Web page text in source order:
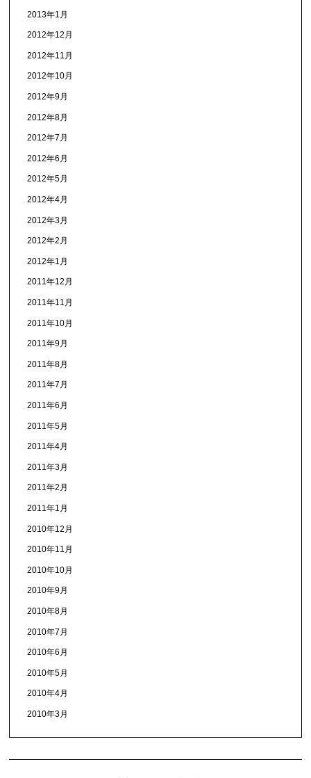
2013年1月
2012年12月
2012年11月
2012年10月
2012年9月
2012年8月
2012年7月
2012年6月
2012年5月
2012年4月
2012年3月
2012年2月
2012年1月
2011年12月
2011年11月
2011年10月
2011年9月
2011年8月
2011年7月
2011年6月
2011年5月
2011年4月
2011年3月
2011年2月
2011年1月
2010年12月
2010年11月
2010年10月
2010年9月
2010年8月
2010年7月
2010年6月
2010年5月
2010年4月
2010年3月